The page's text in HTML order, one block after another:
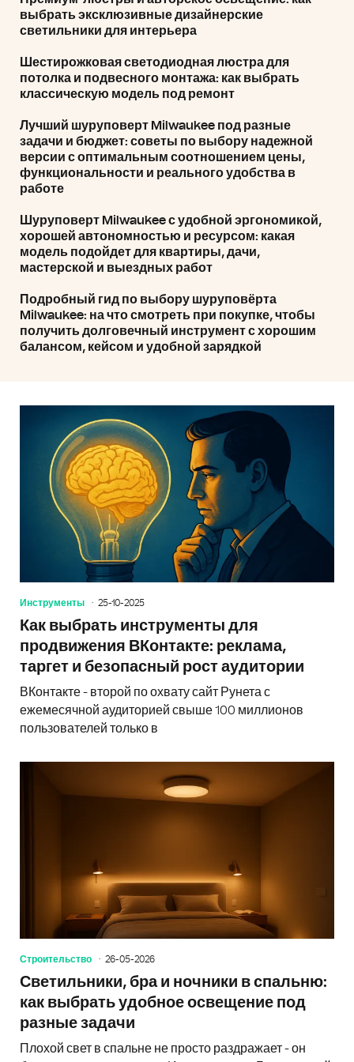
выбрать эксклюзивные дизайнерские
светильники для интерьера
Шестирожковая светодиодная люстра для
потолка и подвесного монтажа: как выбрать
классическую модель под ремонт
Лучший шуруповерт Milwaukee под разные
задачи и бюджет: советы по выбору надежной
версии с оптимальным соотношением цены,
функциональности и реального удобства в
работе
Шуруповерт Milwaukee с удобной эргономикой,
хорошей автономностью и ресурсом: какая
модель подойдет для квартиры, дачи,
мастерской и выездных работ
Подробный гид по выбору шуруповёрта
Milwaukee: на что смотреть при покупке, чтобы
получить долговечный инструмент с хорошим
балансом, кейсом и удобной зарядкой
Инструменты 25-10-2025
Как выбрать инструменты для
продвижения ВКонтакте: реклама,
таргет и безопасный рост аудитории
ВКонтакте - второй по охвату сайт Рунета с
ежемесячной аудиторией свыше 100 миллионов
пользователей только в
Строительство 26-05-2026
Светильники, бра и ночники в спальню:
как выбрать удобное освещение под
разные задачи
Плохой свет в спальне не просто раздражает - он